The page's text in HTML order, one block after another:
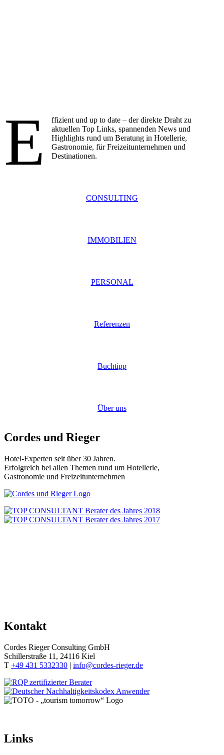
E
ffizient und up to date – der direkte Draht zu
aktuellen Top Links, spannenden News und
Highlights rund um Beratung in Hotellerie,
Gastronomie, für Freizeitunternehmen und
Destinationen.
CONSULTING
IMMOBILIEN
PERSONAL
Referenzen
Buchtipp
Über uns
Cordes und Rieger
Hotel-Experten seit über 30 Jahren.
Erfolgreich bei allen Themen rund um Hotellerie,
Gastronomie und Freizeitunternehmen
Kontakt
Cordes Rieger Consulting GmbH
Schillerstraße 11, 24116 Kiel
T +49 431 5332330 | info@cordes-rieger.de
Links